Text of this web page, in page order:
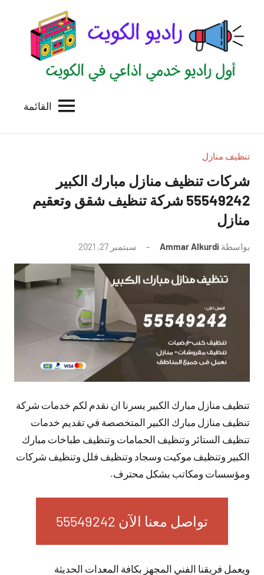
المحتوى
الكويت
للاعلانات
بالكويت
القائمة
تنظيف منازل
شركات تنظيف منازل مبارك الكبير
55549242 شركة تنظيف شقق وتعقيم
منازل
بواسطة Ammar Alkurdi سبتمبر 27, 2021
توجد
تعليقات
تنظيف منازل مبارك الكبير يسرنا ان نقدم لكم خدمات شركة
تنظيف منازل مبارك الكبير المتخصصة في تقديم خدمات
تنظيف الستائر وتنظيف الحمامات وتنظيف طباخات مبارك
الكبير وتنظيف موكيت وسجاد وتنظيف فلل وتنظيف شركات
ومؤسسات ومكاتب بشكل محترف.
تواصل معنا الآن 55549242
ويعمل فريقنا الفني المجهز بكافة المعدات الحديثة